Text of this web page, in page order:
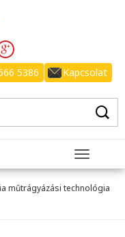
5386 Kapcsolat
Toggle
műtrágyázási technológia